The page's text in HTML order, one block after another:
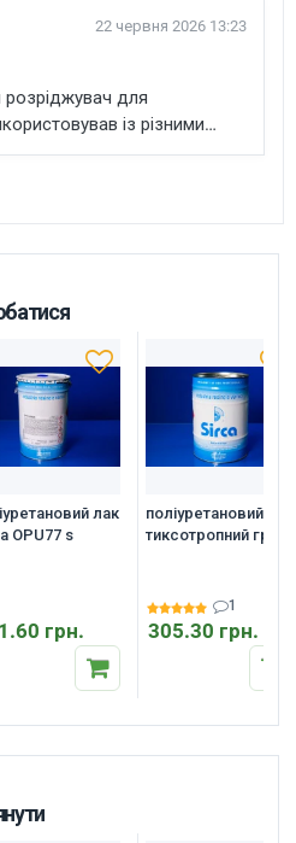
22 червня 2026 13:23
розріджувач для
із різними
добре змішується,
в’язкість і матеріал
У роботі стабільний
Для столярки та
дуже практичний варіант.
лак
OPU77 s
грн.
поліуретановий
тиксотропний грунт
305.30 грн.
1